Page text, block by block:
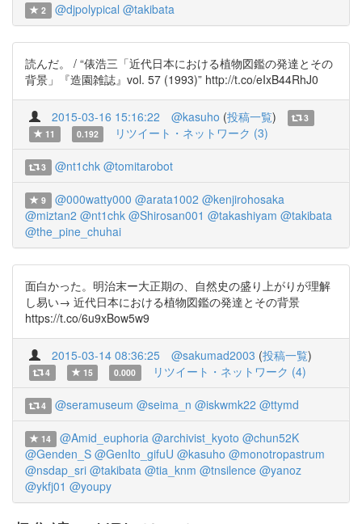
2 @djpolypical @takibata
読んだ。 / “俵浩三「近代日本における植物図鑑の発達とその
背景」『造園雑誌』vol. 57 (1993)” http://t.co/eIxB44RhJ0
2015-03-16 15:16:22 @kasuho (投稿一覧)
3
11
0.192 リツイート・ネットワーク (3)
3 @nt1chk @tomitarobot
9 @000watty000 @arata1002 @kenjirohosaka
@miztan2 @nt1chk @Shirosan001 @takashiyam @takibata
@the_pine_chuhai
面白かった。明治末ー大正期の、自然史の盛り上がりが理解
し易い→ 近代日本における植物図鑑の発達とその背景
https://t.co/6u9xBow5w9
2015-03-14 08:36:25 @sakumad2003 (投稿一覧)
4 15 0.000 リツイート・ネットワーク (4)
4 @seramuseum @seima_n @iskwmk22 @ttymd
14 @Amid_euphoria @archivist_kyoto @chun52K
@Genden_S @GenIto_gifuU @kasuho @monotropastrum
@nsdap_sri @takibata @tia_knm @tnsilence @yanoz
@ykfj01 @youpy